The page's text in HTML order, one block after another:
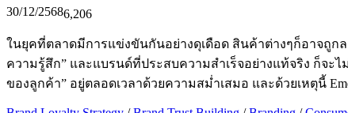
30/12/25686,206
ในยุคที่ตลาดมีการแข่งขันกันอย่างดุเดือด สินค้าต่างๆก็อาจถูก
ความรู้สึก” และแบรนด์ที่ประสบความสำเร็จอย่างแท้จริง ก็จ
ของลูกค้า” อยู่ตลอดเวลาด้วยความสม่ำเสมอ และด้วยเหตุนี้